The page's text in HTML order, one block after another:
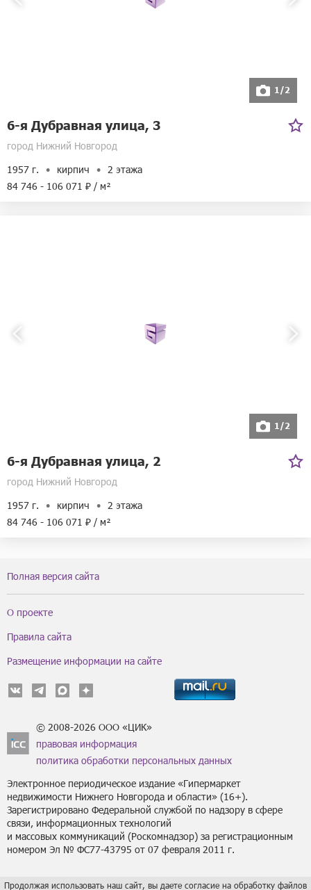
1/2
6-я Дубравная улица, 3
город Нижний Новгород
1957 г.
кирпич
2 этажа
84 746 - 106 071 ₽ / м²
1/2
6-я Дубравная улица, 2
город Нижний Новгород
1957 г.
кирпич
2 этажа
84 746 - 106 071 ₽ / м²
Полная версия сайта
О проекте
Правила сайта
Размещение информации на сайте
© 2008-2026 ООО «ЦИК»
правовая информация
политика обработки персональных данных
Электронное периодическое издание «Гипермаркет
недвижимости Нижнего Новгорода и области» (16+).
Зарегистрировано Федеральной службой по надзору в сфере
связи, информационных технологий
и массовых коммуникаций (Роскомнадзор) за регистрационным
номером Эл № ФС77-43795 от 07 февраля 2011 г.
Продолжая использовать наш сайт, вы даете согласие на обработку файлов